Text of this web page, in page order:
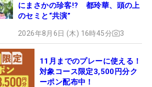
にまさかの珍客!? 都玲華、頭の上
のセミと“共演”
2026年8月6日 (木) 16時45分 3
11月までのプレーに使える！
対象コース限定3,500円分ク
ーポン配布中！